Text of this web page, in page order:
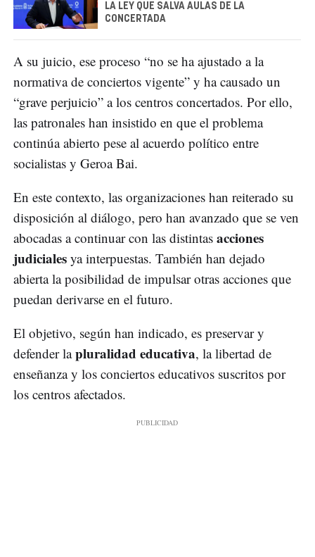
LA LEY QUE SALVA AULAS DE LA
CONCERTADA
A su juicio, ese proceso “no se ha ajustado a la
normativa de conciertos vigente” y ha causado un
“grave perjuicio” a los centros concertados. Por ello,
las patronales han insistido en que el problema
continúa abierto pese al acuerdo político entre
socialistas y Geroa Bai.
En este contexto, las organizaciones han reiterado su
disposición al diálogo, pero han avanzado que se ven
abocadas a continuar con las distintas acciones
judiciales ya interpuestas. También han dejado
abierta la posibilidad de impulsar otras acciones que
puedan derivarse en el futuro.
El objetivo, según han indicado, es preservar y
defender lapluralidad educativa, la libertad de
enseñanza y los conciertos educativos suscritos por
los centros afectados.